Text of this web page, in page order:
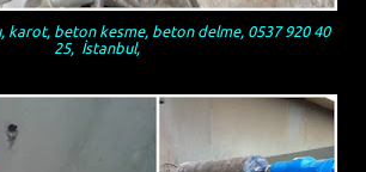
karot, beton kesme, beton delme, 0537 920 40
25, İstanbul,